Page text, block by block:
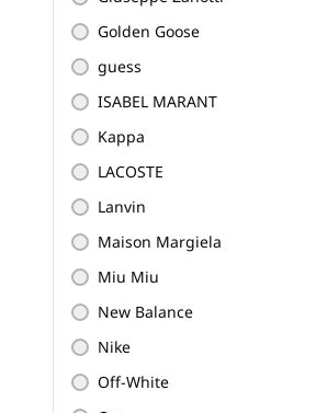
Golden Goose
guess
ISABEL MARANT
Kappa
LACOSTE
Lanvin
Maison Margiela
Miu Miu
New Balance
Nike
Off-White